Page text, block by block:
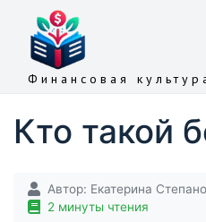
Финансовая
Кто такой
Автор: Екатерина
2 минуты чтения